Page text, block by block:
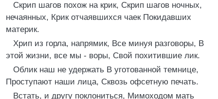
Скрип шагов похож на крик, Скрип шагов ночных,
нечаянных, Крик отчаявшихся чаек Покидавших
материк.
Хрип из горла, напрямик, Все минуя разговоры, В
этой жизни, все мы - воры, Свой похитившие лик.
Облик наш не удержать В уготованной темнице,
Проступают наши лица, Сквозь офсетную печать.
Встать, и другу поклониться, Мимоходом мать